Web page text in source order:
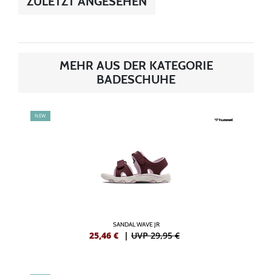
MEHR AUS DER KATEGORIE
BADESCHUHE
NEW
SANDAL WAVE JR
25,46 € | UVP 29,95 €